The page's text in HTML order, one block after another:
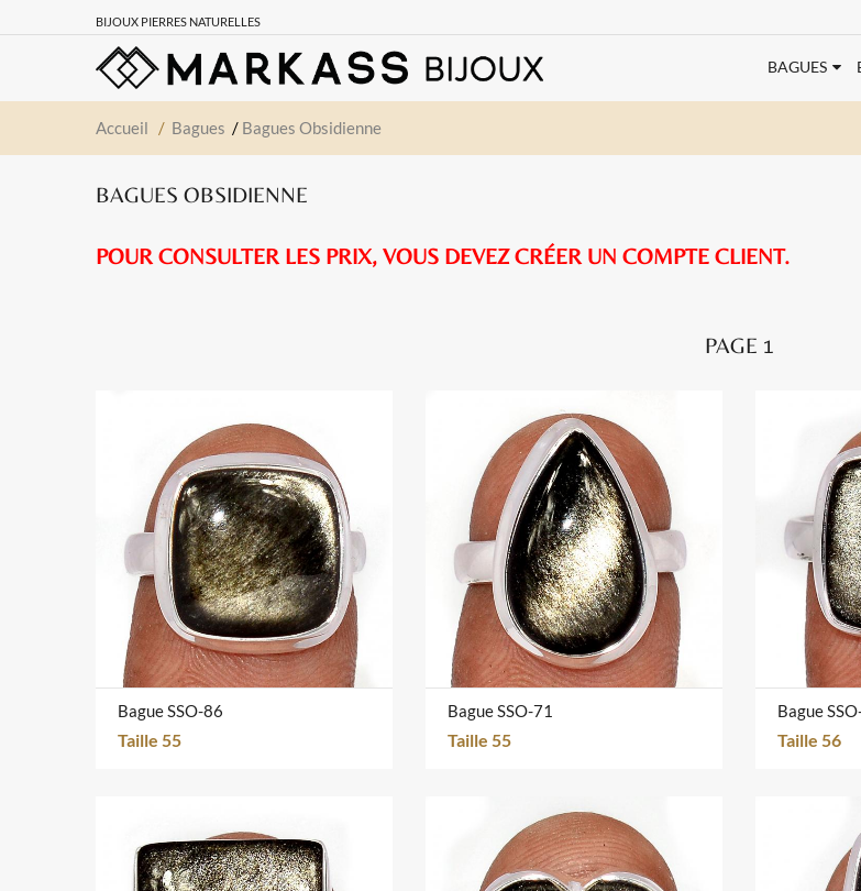
BIJOUX PIERRES NATURELLES
BAGUES
Accueil / Bagues / Bagues Obsidienne
BAGUES OBSIDIENNE
POUR CONSULTER LES PRIX, VOUS DEVEZ CRÉER UN COMPTE CLIENT.
PAGE 1
Bague SSO-86
Taille 55
Bague SSO-71
Taille 55
Bague
Taille 56